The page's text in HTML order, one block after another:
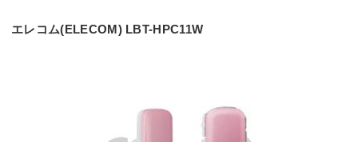
エレコム(ELECOM) LBT-HPC11W